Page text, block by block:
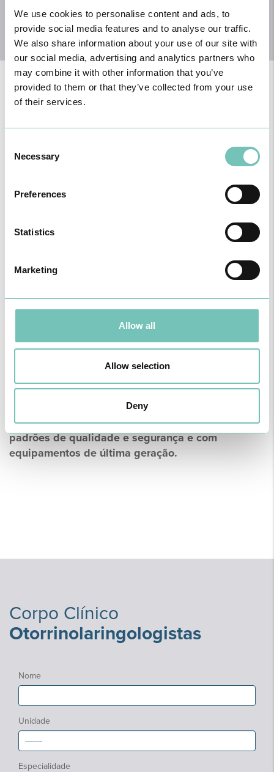
We use cookies to personalise content and ads, to
provide social media features and to analyse our traffic.
We also share information about your use of our site with
our social media, advertising and analytics partners who
may combine it with other information that you’ve
provided to them or that they’ve collected from your use
of their services.
Selection
Necessary
Preferences
Statistics
Marketing
Allow all
Allow selection
Deny
rinite, rinossinusites, amigdalites, faringites e laringites.Esta
especialidade trata ainda de
alterações da voz (rouquidão),
surdez ou perda de audição, perturbações do equilíbrio (como
cabeça e do pescoço.
sangramento do nariz e alterações da voz são alguns sintomas,
aos quais se deve prestar particular atenção e que necessitam de
Estes sintomas, podem levar ao diagnóstico, por parte do seu
médico otorrino, de pólipos nasais, cancro da boca e orofaringe ou
Por fim, esta especialidade pode, ainda, diagnosticar patologias
sono, ou ainda alterações respiratórias, como a obstrução das vias
referência preparados para o acompanhar em caso
de doenças ligadas à Otorrinolaringologia. Temos
disponível uma medicina moderna com elevados
padrões de qualidade e segurança e com
equipamentos de última geração.
Corpo Clínico
Otorrinolaringologistas
Nome
Unidade
Especialidade